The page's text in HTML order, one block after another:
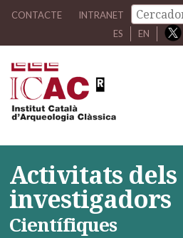
CONTACTE INTRANET
ES
EN
Activitats dels
investigadors
Científiques